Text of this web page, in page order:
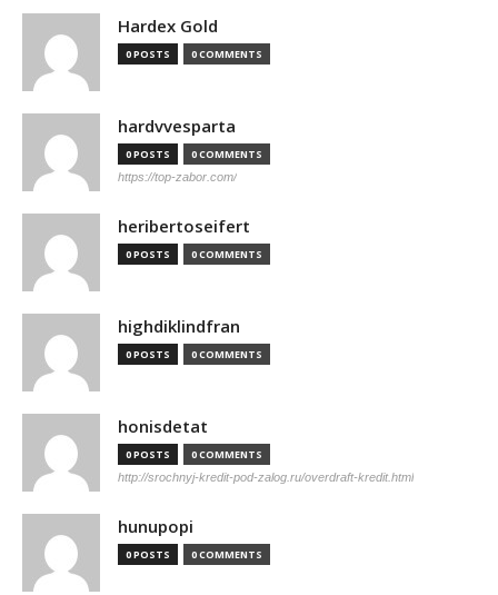
Hardex Gold
0 POSTS 0 COMMENTS
hardvvesparta
0 POSTS 0 COMMENTS
https://top-zabor.com/
heribertoseifert
0 POSTS 0 COMMENTS
highdiklindfran
0 POSTS 0 COMMENTS
honisdetat
0 POSTS 0 COMMENTS
http://srochnyj-kredit-pod-zalog.ru/overdraft-kredit.html
hunupopi
0 POSTS 0 COMMENTS